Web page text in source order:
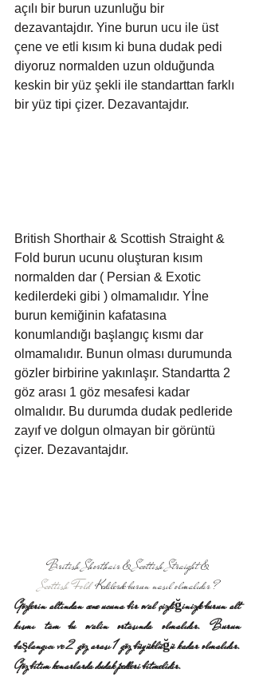
açılı bir burun uzunluğu bir
dezavantajdır. Yine burun ucu ile üst
çene ve etli kısım ki buna dudak pedi
diyoruz normalden uzun olduğunda
keskin bir yüz şekli ile standarttan farklı
bir yüz tipi çizer. Dezavantajdır.​
British Shorthair & Scottish Straight &
Fold burun ucunu oluşturan kısım
normalden dar ( Persian & Exotic
kedilerdeki gibi ) olmamalıdır. Yİne
burun kemiğinin kafatasına
konumlandığı başlangıç kısmı dar
olmamalıdır. Bunun olması durumunda
gözler birbirine yakınlaşır. Standartta 2
göz arası 1 göz mesafesi kadar
olmalıdır. Bu durumda dudak pedleride
zayıf ve dolgun olmayan bir görüntü
çizer. Dezavantajdır.
British Shorthair & Scottish Straight &
Scottish Fold Kedilerde burun nasıl olmalıdır ?
Gözlerin altından cene ucuna bir oval çizdiğinizde burun alt
kısmı tam bu ovalin ortasında olmalıdır. Burun
başlangıcı ve 2 göz arası 1 göz büyüklüğü kadar olmalıdır.
Göz bitim kenarlarda dudak pedleri bitmelidir.